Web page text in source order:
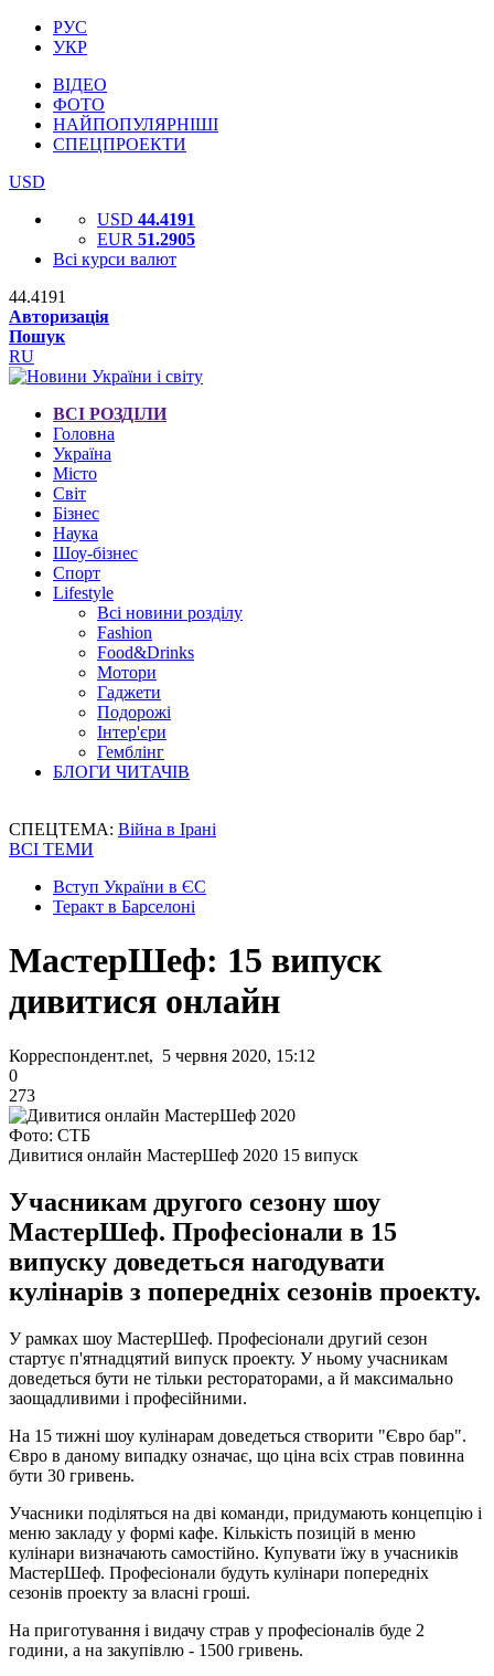
РУС
УКР
ВІДЕО
ФОТО
НАЙПОПУЛЯРНІШІ
СПЕЦПРОЕКТИ
USD
USD 44.4191
EUR 51.2905
Всі курси валют
44.4191
Авторизація
Пошук
RU
ВСІ РОЗДІЛИ
Головна
Україна
Місто
Світ
Бізнес
Наука
Шоу-бізнес
Спорт
Lifestyle
Всі новини розділу
Fashion
Food&Drinks
Мотори
Гаджети
Подорожі
Інтер'єри
Гемблінг
БЛОГИ ЧИТАЧІВ
СПЕЦТЕМА: Війна в Ірані
ВСІ ТЕМИ
Вступ України в ЄС
Теракт в Барселоні
МастерШеф: 15 випуск
дивитися онлайн
Корреспондент.net, 5 червня 2020, 15:12
0
273
Фото: СТБ
Дивитися онлайн МастерШеф 2020 15 випуск
Учасникам другого сезону шоу
МастерШеф. Професіонали в 15
випуску доведеться нагодувати
кулінарів з попередніх сезонів проекту.
У рамках шоу МастерШеф. Професіонали другий сезон
стартує п'ятнадцятий випуск проекту. У ньому учасникам
доведеться бути не тільки рестораторами, а й максимально
заощадливими і професійними.
На 15 тижні шоу кулінарам доведеться створити "Євро бар".
Євро в даному випадку означає, що ціна всіх страв повинна
бути 30 гривень.
Учасники поділяться на дві команди, придумають концепцію і
меню закладу у формі кафе. Кількість позицій в меню
кулінари визначають самостійно. Купувати їжу в учасників
МастерШеф. Професіонали будуть кулінари попередніх
сезонів проекту за власні гроші.
На приготування і видачу страв у професіоналів буде 2
години, а на закупівлю - 1500 гривень.